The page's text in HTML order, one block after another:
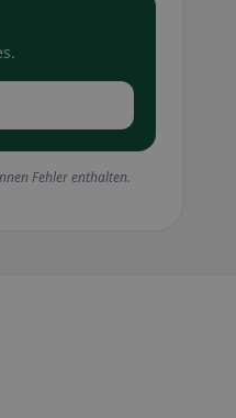
Fehler enthalten.